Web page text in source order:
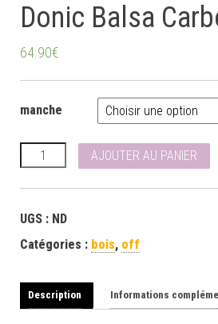
Donic Balsa
64.90€
manche
quantité de Donic Balsa Carbo Fleece
AJOUTER AU PANIER
UGS : ND
Catégories : bois, off
Description Informations